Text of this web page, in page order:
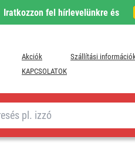
Iratkozzon fel hírlevelünkre és
Akciók Szállítási
KAPCSOLATOK